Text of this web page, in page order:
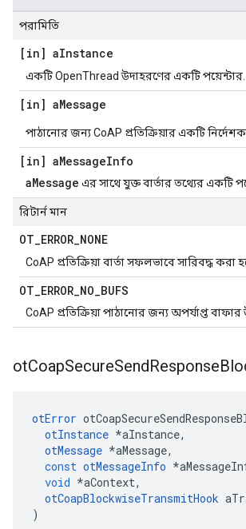
পরামিতি
[in] aInstance
একটি OpenThread উদাহরণের একটি পয়েন্টার.
[in] aMessage
পাঠানোর জন্য CoAP প্রতিক্রিয়ার একটি
[in] aMessageInfo
aMessage এর সাথে যুক্ত বার্তার তথ্যের একটি
রিটার্ন মান
OT_ERROR_NONE
CoAP প্রতিক্রিয়া বার্তা সফলভাবে সারিবদ্ধ করা
OT_ERROR_NO_BUFS
CoAP প্রতিক্রিয়া পাঠানোর জন্য অপর্যাপ্ত বাফার
otCoapSecureSendResponse
otError
otInstance *aInstance,
otMessage *aMessage,
const otMessageInfo *
void *aContext,
otCoapBlockwiseTransmitHook
)